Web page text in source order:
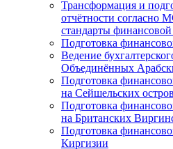
Трансформация и
отчётности
стандарты финансовой
Подготовка
Ведение
Объединённых
Подготовка
на Сейшельских
Подготовка
на Британских
Подготовка
Киргизии